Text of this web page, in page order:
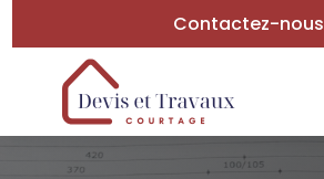
Contactez-nous